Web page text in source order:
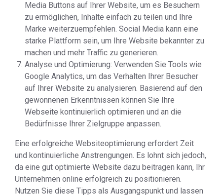
Media Buttons auf Ihrer Website, um es Besuchern
zu ermöglichen, Inhalte einfach zu teilen und Ihre
Marke weiterzuempfehlen. Social Media kann eine
starke Plattform sein, um Ihre Website bekannter zu
machen und mehr Traffic zu generieren.
Analyse und Optimierung: Verwenden Sie Tools wie
Google Analytics, um das Verhalten Ihrer Besucher
auf Ihrer Website zu analysieren. Basierend auf den
gewonnenen Erkenntnissen können Sie Ihre
Webseite kontinuierlich optimieren und an die
Bedürfnisse Ihrer Zielgruppe anpassen.
Eine erfolgreiche Websiteoptimierung erfordert Zeit
und kontinuierliche Anstrengungen. Es lohnt sich jedoch,
da eine gut optimierte Website dazu beitragen kann, Ihr
Unternehmen online erfolgreich zu positionieren.
Nutzen Sie diese Tipps als Ausgangspunkt und lassen